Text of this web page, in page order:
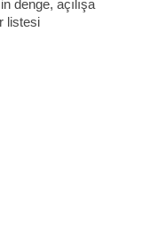
denge, açılışa
listesi